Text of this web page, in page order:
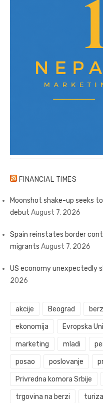
FINANCIAL TIMES
Moonshot shake-up seeks
debut August 7, 2026
Spain reinstates border
migrants August 7, 2026
US economy unexpectedly
2026
akcije Beograd
ekonomija Evropska
marketing mladi
posao poslovanje
Privredna komora Srbije
trgovina na berzi